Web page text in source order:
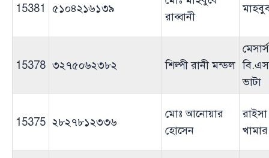
15381 ৫১০৪২১৬১৩৯
রাব্বানী
15378 ৩২৭৫০৬২৩৮২ শিল্পী রানী মন্ডল
মেসার্স
ভাটা
15375 ২৮২৭৮১২৩৩৬
মোঃ আনোয়ার
হোসেন
খামার